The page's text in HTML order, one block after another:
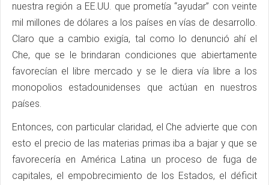
nuestra región a EE.UU. que prometía “ayudar” con veinte
mil millones de dólares a los países en vías de desarrollo.
Claro que a cambio exigía, tal como lo denunció ahí el
Che, que se le brindaran condiciones que abiertamente
favorecían el libre mercado y se le diera vía libre a los
monopolios estadounidenses que actúan en nuestros
países.
Entonces, con particular claridad, el Che advierte que con
esto el precio de las materias primas iba a bajar y que se
favorecería en América Latina un proceso de fuga de
capitales, el empobrecimiento de los Estados, el déficit